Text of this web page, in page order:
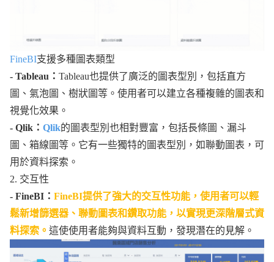
FineBI支援多種圖表類型
- Tableau： Tableau也提供了廣泛的圖表型別，包括直方
圖、氣泡圖、樹狀圖等。使用者可以建立各種複雜的圖表和
視覺化效果。
- Qlik： Qlik的圖表型別也相對豐富，包括長條圖、漏斗
圖、箱線圖等。它有一些獨特的圖表型別，如聯動圖表，可
用於資料探索。
2. 交互性
- FineBI： FineBI提供了強大的交互性功能，使用者可以輕
鬆新增篩選器、聯動圖表和鑽取功能，以實現更深階層式資
料探索。 這使使用者能夠與資料互動，發現潛在的見解。